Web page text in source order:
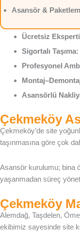
Asansör &
Ücretsiz
Sigortalı Taşıma:
Profesyonel
Asansörlü
Çekmeköy
Çekmeköy’de site
taşınmasına göre çok
Asansör kurulumu; bina
yaşanmadan süreç
Çekmeköy
Alemdağ, Taşdelen,
ekibimiz sayesinde site